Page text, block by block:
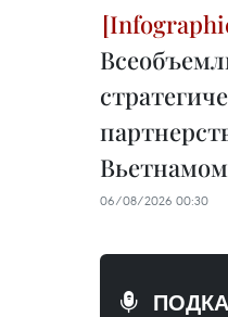
06/08/2026 00:30